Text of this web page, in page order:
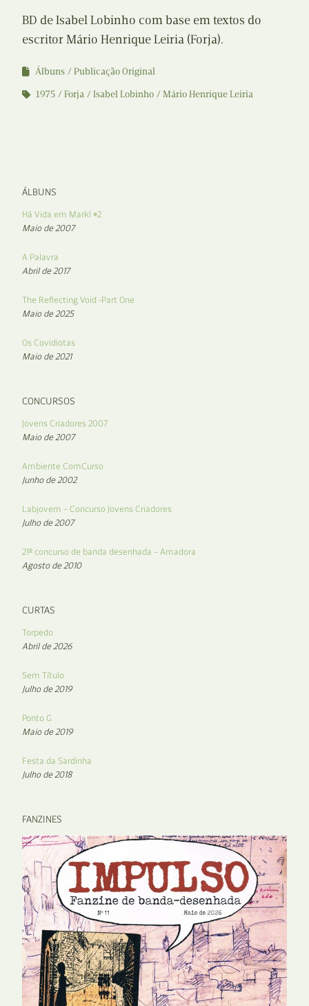
BD de Isabel Lobinho com base em textos do
escritor Mário Henrique Leiria (Forja).
Álbuns
Publicação Original
1975
Forja Isabel Lobinho Mário Henrique Leiria
ÁLBUNS
Há Vida em Markl #2
Maio de 2007
A Palavra
Abril de 2017
The Reflecting Void -Part One
Maio de 2025
Os Covidiotas
Maio de 2021
CONCURSOS
Jovens Criadores 2007
Maio de 2007
Ambiente ComCurso
Junho de 2002
Labjovem – Concurso Jovens Criadores
Julho de 2007
21º concurso de banda desenhada – Amadora
Agosto de 2010
CURTAS
Torpedo
Abril de 2026
Sem Título
Julho de 2019
Ponto G
Maio de 2019
Festa da Sardinha
Julho de 2018
FANZINES